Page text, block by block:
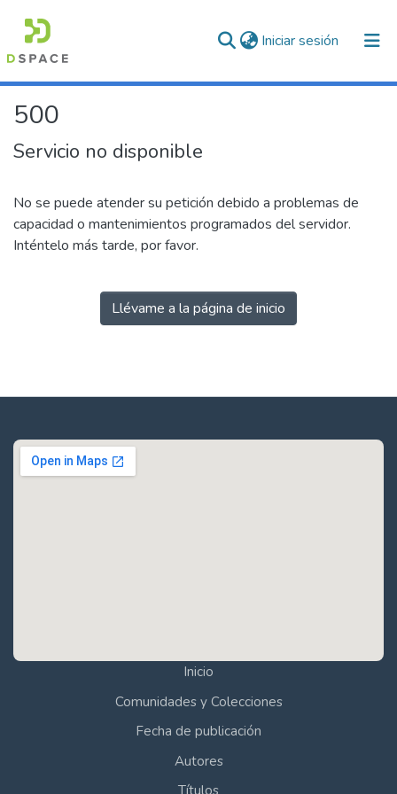
Iniciar sesión (current)
500
Servicio no disponible
No se puede atender su petición debido a problemas de
capacidad o mantenimientos programados del servidor.
Inténtelo más tarde, por favor.
Llévame a la página de inicio
Inicio
Comunidades y Colecciones
Fecha de publicación
Autores